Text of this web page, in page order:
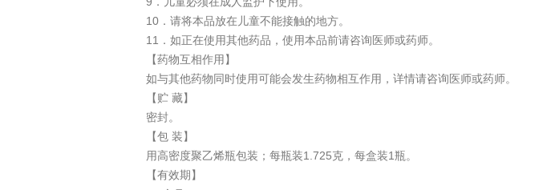
10．请将本品放在儿童不能接触的地方。
11．如正在使用其他药品，使用本品前请咨询医师或药师。
【药物互相作用】
如与其他药物同时使用可能会发生药物相互作用，详情请咨询医师或药师。
【贮 藏】
密封。
【包 装】
用高密度聚乙烯瓶包装；每瓶装1.725克，每盒装1瓶。
【有效期】